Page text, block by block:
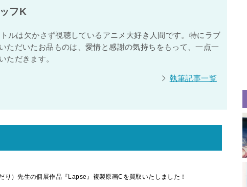
フK
ルは欠かさず視聴しているアニメ大好き人間です。特にラブ
ただいたお品ものは、愛情と感謝の気持ちをもって、一点一
ただきます。
執筆記事一覧
）先生の個展作品『Lapse』複製原画Cを買取いたしました！